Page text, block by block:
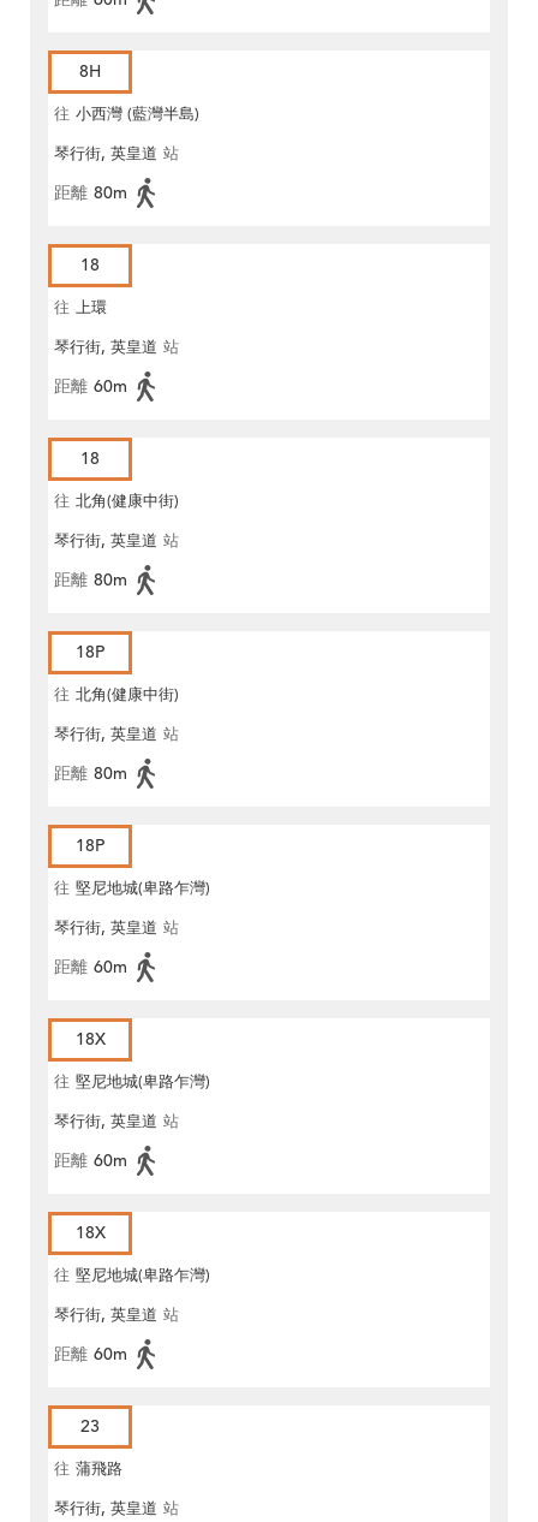
8H
往 小西灣 (藍灣半島)
琴行街, 英皇道 站
距離 80m
18
往 上環
琴行街, 英皇道 站
距離 60m
18
往 北角(健康中街)
琴行街, 英皇道 站
距離 80m
18P
往 北角(健康中街)
琴行街, 英皇道 站
距離 80m
18P
往 堅尼地城(卑路乍灣)
琴行街, 英皇道 站
距離 60m
18X
往 堅尼地城(卑路乍灣)
琴行街, 英皇道 站
距離 60m
18X
往 堅尼地城(卑路乍灣)
琴行街, 英皇道 站
距離 60m
23
往 蒲飛路
琴行街, 英皇道 站